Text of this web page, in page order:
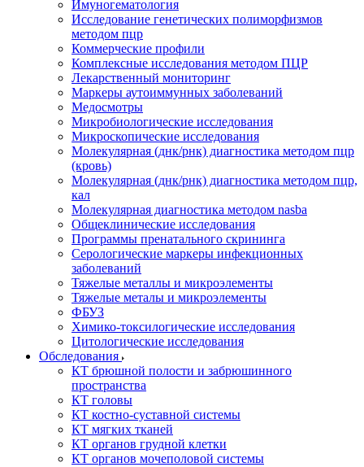
Имуногематология
Исследование генетических полиморфизмов
методом пцр
Коммерческие профили
Комплексные исследования методом ПЦР
Лекарственный мониторинг
Маркеры аутоиммунных заболеваний
Медосмотры
Микробиологические исследования
Микроскопические исследования
Молекулярная (днк/рнк) диагностика методом пцр
(кровь)
Молекулярная (днк/рнк) диагностика методом пцр,
кал
Молекулярная диагностика методом nasba
Общеклинические исследования
Программы пренатального скрининга
Серологические маркеры инфекционных
заболеваний
Тяжелые металлы и микроэлементы
Тяжелые металы и микроэлементы
ФБУЗ
Химико-токсилогические исследования
Цитологические исследования
Обследования
КТ брюшной полости и забрюшинного
пространства
КТ головы
КТ костно-суставной системы
КТ мягких тканей
КТ органов грудной клетки
КТ органов мочеполовой системы